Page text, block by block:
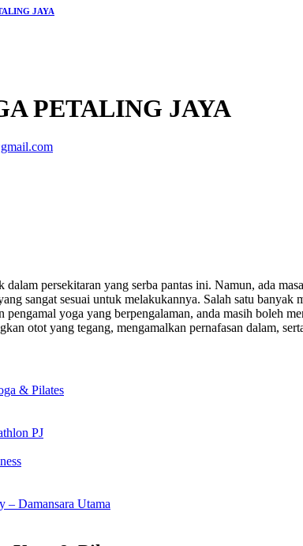
JAYA
PETALING JAYA
dalam persekitaran yang serba pantas ini. Namun, ada
sangat sesuai untuk melakukannya. Salah satu
pengamal yoga yang berpengalaman, anda masih boleh
otot yang tegang, mengamalkan pernafasan dalam,
& Pilates
PJ
– Damansara Utama